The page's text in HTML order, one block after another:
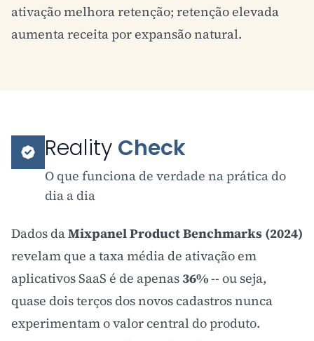
ativação melhora retenção; retenção elevada
aumenta receita por expansão natural.
Reality Check
O que funciona de verdade na prática do
dia a dia
Dados daMixpanel Product Benchmarks (2024)
revelam que a taxa média de ativação em
aplicativos SaaS é de apenas 36%-- ou seja,
quase dois terços dos novos cadastros nunca
experimentam o valor central do produto.